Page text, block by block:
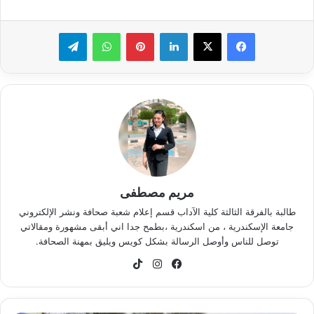
لينكدإن بينتيريستواتساب تيلقرام
مريم مصطفى
طالبة بالفرقة الثالثة كلية الآداب قسم إعلام شعبة صحافة ونشر الإلكتروني
جامعة الإسكندرية ، من اسكندرية ،بطمح جدا اني أبقى مشهورة ومقالاتي
توصل للناس وأوصل الرسالة بشكل كويس ويليق بمهنة الصحافة.
فيسبوكانستقرام